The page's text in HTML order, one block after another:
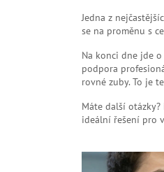
Jedna z
se na proměnu s
Na konci dne jde
podpora
rovné zuby. To je
Máte další
ideální řešení pro